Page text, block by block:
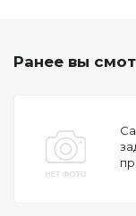
Ранее вы